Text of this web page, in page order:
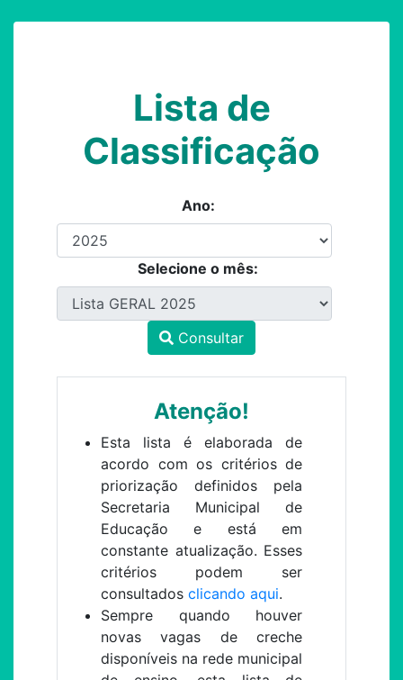
Lista de
Classificação
Ano:
Selecione o mês:
Consultar
Atenção!
Esta lista é elaborada de
acordo com os critérios de
priorização definidos pela
Secretaria Municipal de
Educação e está em
constante atualização. Esses
critérios podem ser
consultados clicando aqui.
Sempre quando houver
novas vagas de creche
disponíveis na rede municipal